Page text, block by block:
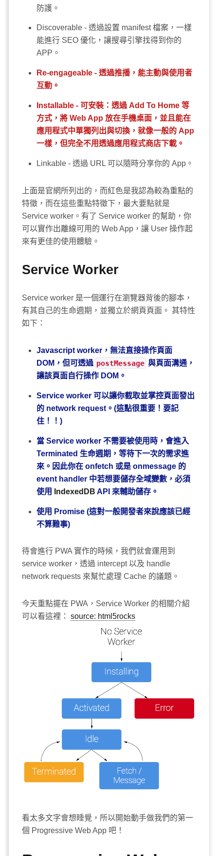
防護。
Discoverable - 透過設置 manifest 檔案，一樣
能進行 SEO 優化，讓搜尋引擎找得到你的
APP。
Re-engageable - 透過推播，能主動與使用者
互動。
Installable - 可安裝：透過 Add To Home 等
方式，將 Web App 放在手機桌面，並且能在
應用程式中單獨列出與切換，就像一般的 App
一樣，但完全不用透過應用程式商店下載。
Linkable - 透過 URL 可以隨時分享你的 App。
上面是官網所列出的，而紅色是我認為較為重點的
特徵，而在這些重點特徵下，最大要點就是
Service worker。有了 Service worker 的幫助，你
可以實作出離線可用的 Web App，讓 User 操作起
來有更佳的使用體驗。
Service Worker
Service worker 是一個運行在瀏覽器背後的腳本，
有其自己的生命週期，並獨立於網頁頁面。 其特性
如下：
Javascript worker，無法直接操作頁面
DOM，但可透過 postMessage 與頁面溝通，
讓該頁面自行操作 DOM。
Service worker 可以讓你截取並掌控頁面發出
的 network request。(這點很重要！要記
住！！)
當 Service worker 不需要被使用時，會進入
Terminated 生命週期，等待下一次的需求進
來。因此你在 onfetch 或是 onmessage 的
event handler 中若想要儲存全域變數，必須
使用
IndexedDB API 來輔助儲存。
使用 Promise (這對一般開發者來說應該已經
不算難事)
待會進行 PWA 實作的時候，我們就會運用到
service worker，透過 intercept 以及 handle
network requests 來幫忙處理 Cache 的議題。
今天重點擺在 PWA，Service Worker 的相關介紹
可以看這裡： source: html5rocks
看太多文字會想睡覺，所以開始動手做我們的第一
個 Progressive Web App 吧！